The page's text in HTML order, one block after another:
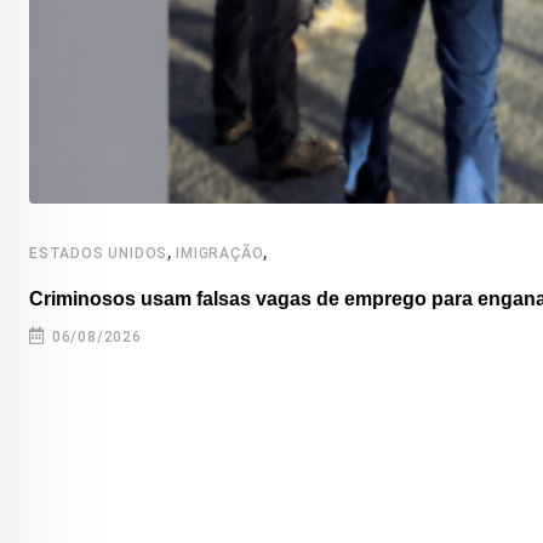
ESTADOS UNIDOS ,IMIGRAÇÃO,
Criminosos usam falsas vagas de emprego para
06/08/2026